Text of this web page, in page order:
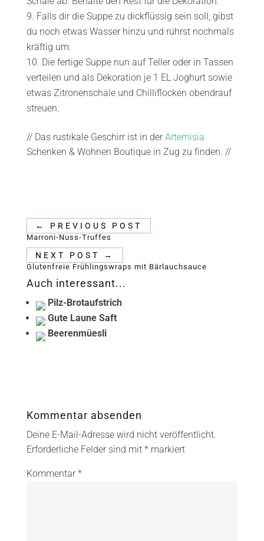
Falls dir die Suppe zu dickflüssig sein soll, gibst
du noch etwas Wasser hinzu und rührst nochmals
kräftig um.
Die fertige Suppe nun auf Teller oder in Tassen
verteilen und als Dekoration je 1 EL Joghurt sowie
etwas Zitronenschale und Chilliflocken obendrauf
streuen.
// Das rustikale Geschirr ist in der Artemisia
Schenken & Wohnen Boutique in Zug zu finden. //
← PREVIOUS POST
Marroni-Nuss-Truffes
NEXT POST →
Glutenfreie Frühlingswraps mit Bärlauchsauce
Auch interessant...
Pilz-Brotaufstrich
Gute Laune Saft
Beerenmüesli
Kommentar absenden
Deine E-Mail-Adresse wird nicht veröffentlicht.
Erforderliche Felder sind mit *markiert
Kommentar *